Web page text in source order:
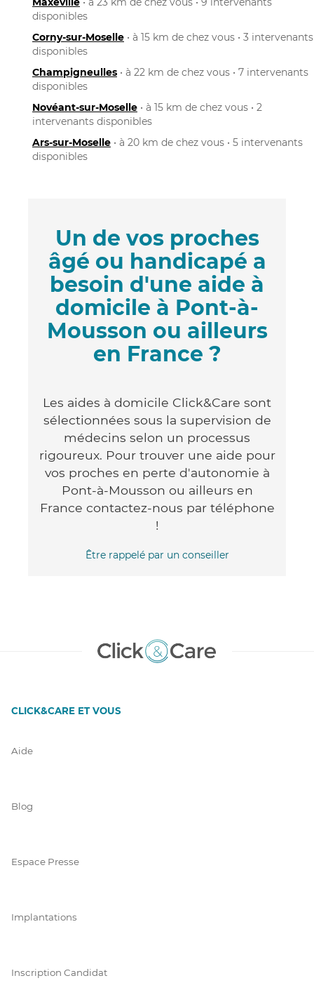
disponibles
Corny-sur-Moselle • à 15 km de chez vous • 3 intervenants
disponibles
Champigneulles • à 22 km de chez vous • 7 intervenants
disponibles
Novéant-sur-Moselle • à 15 km de chez vous • 2
intervenants disponibles
Ars-sur-Moselle • à 20 km de chez vous • 5 intervenants
disponibles
Un de vos proches
âgé ou handicapé a
besoin d'une aide à
domicile à Pont-à-
Mousson ou ailleurs
en France ?
Les aides à domicile Click&Care sont
sélectionnées sous la supervision de
médecins selon un processus
rigoureux. Pour trouver une aide pour
vos proches en perte d'autonomie à
Pont-à-Mousson ou ailleurs en
France contactez-nous par téléphone
!
Être rappelé par un conseiller
CLICK&CARE ET VOUS
Aide
Blog
Espace Presse
Implantations
Inscription Candidat